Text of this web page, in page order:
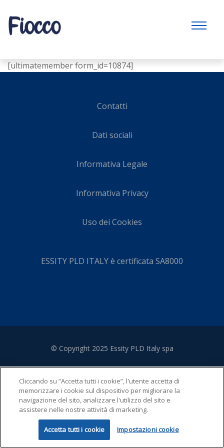
[ultimatemember form_id=10874]
Contatti
Dati sociali
Informativa Legale
Informativa Privacy
Uso dei Cookies
ESSITY PLD ITALY è certificata SA8000
© Copyright 2025 Essity PLD Italy spa
Cliccando su “Accetta tutti i cookie”, l'utente accetta di
memorizzare i cookie sul dispositivo per migliorare la
navigazione del sito, analizzare l'utilizzo del sito e
assistere nelle nostre attività di marketing.
Accetta tutti i cookie Impostazioni cookie